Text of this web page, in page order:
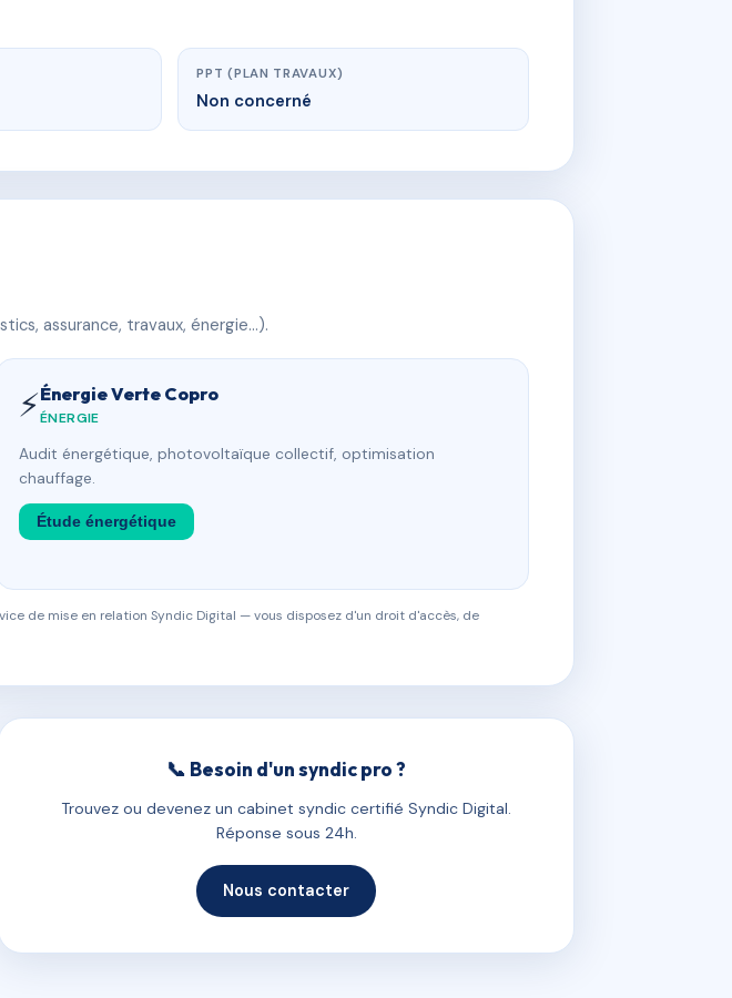
PPT (PLAN TRAVAUX)
Non concerné
assurance, travaux, énergie…).
⚡Énergie Verte Copro
ÉNERGIE
Audit énergétique, photovoltaïque collectif, optimisation
chauffage.
Étude énergétique
de mise en relation Syndic Digital — vous disposez d'un droit d'accès, de
📞 Besoin d'un syndic pro ?
Trouvez ou devenez un cabinet syndic certifié Syndic Digital.
Réponse sous 24h.
Nous contacter